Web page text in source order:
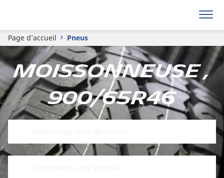
Page d’accueil Pneus
Moissonneuse ,
900/65R46